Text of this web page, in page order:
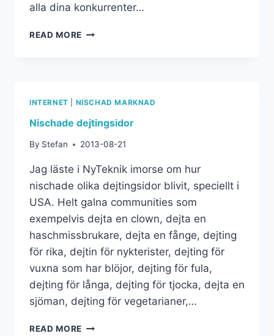
alla dina konkurrenter…
READ MORE
INTERNET NISCHAD MARKNAD
Nischade dejtingsidor
By Stefan 2013-08-21
Jag läste i NyTeknik imorse om hur
nischade olika dejtingsidor blivit, speciellt i
USA. Helt galna communities som
exempelvis dejta en clown, dejta en
haschmissbrukare, dejta en fånge, dejting
för rika, dejtin för nykterister, dejting för
vuxna som har blöjor, dejting för fula,
dejting för långa, dejting för tjocka, dejta en
sjöman, dejting för vegetarianer,…
READ MORE